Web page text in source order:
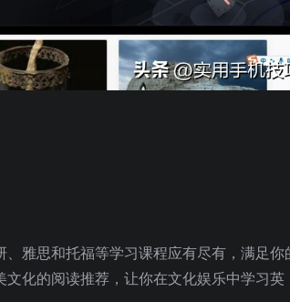
雅思和托福等学习课程应有尽有，满足你
化的阅读推荐，让你在文化娱乐中学习英